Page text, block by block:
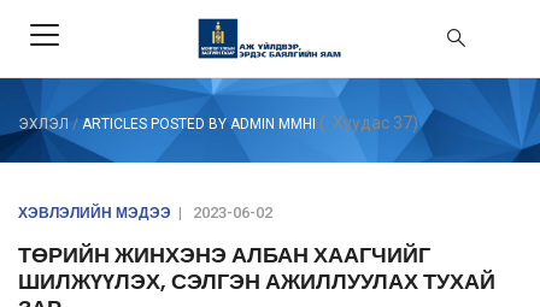
ЭХЛЭЛ / ARTICLES POSTED BY ADMIN MMHI (: Хуудас 37)
ХЭВЛЭЛИЙН МЭДЭЭ | 2023-06-02
ТӨРИЙН ЖИНХЭНЭ АЛБАН ХААГЧИЙГ
ШИЛЖҮҮЛЭХ, СЭЛГЭН АЖИЛЛУУЛАХ ТУХАЙ